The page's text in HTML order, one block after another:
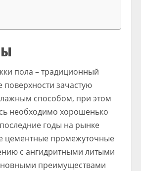
пола – традиционный
поверхности зачастую
способом, при этом
необходимо хорошенько
годы на рынке
цементные промежуточные
с ангидритными литыми
преимуществами